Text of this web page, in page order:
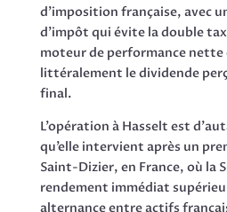
d’imposition française, avec
d’impôt qui évite la double
moteur de performance
littéralement le dividende
final.
L’opération à Hasselt est
qu’elle intervient après un
Saint-Dizier, en France, où la
rendement immédiat
alternance entre actifs